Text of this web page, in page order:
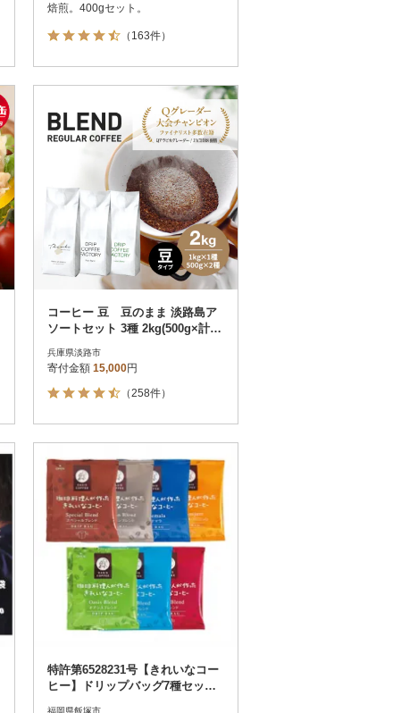
焙煎。400gセット。
（163件）
コーヒー 豆 豆のまま 淡路島ア
ソートセット 3種 2kg(500g×計4
兵庫県淡路市
寄付金額 15,000円
（258件）
特許第6528231号【きれいなコー
ヒー】ドリップバッグ7種セット
福岡県飯塚市